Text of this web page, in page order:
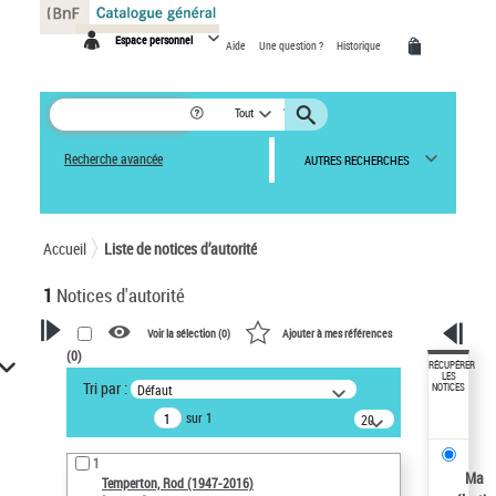
Espace personnel Aide Une question ? Historique
Tout
Recherche avancée AUTRES RECHERCHES
Accueil Liste de notices d’autorité
1 Notices d'autorité
VOTRE RECHERCHE
Recherche avancée dans les
notices d’autorité
Œuvres liées à l'auteur :
Temperton, Rod (1947-2016)
Voir la sélection (0) Ajouter à mes références
(0)
Tri par : Défaut
sur 1
20
résultats/page
1
Temperton, Rod (1947-2016)
RÉCUPÉRER
LES
NOTICES
Ma
Panneau de gestion des cookies